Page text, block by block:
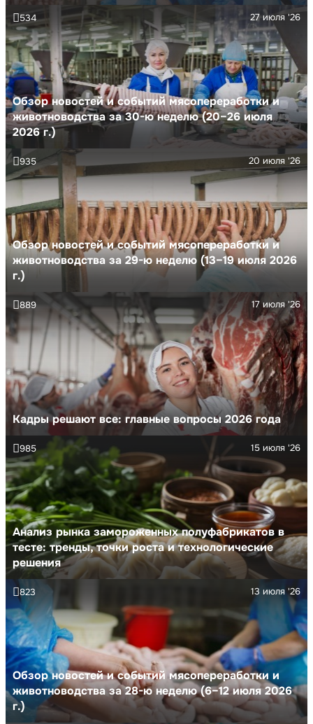
Обзор новостей и событий мясопереработки и
животноводства за 30-ю неделю (20–26 июля
2026 г.)
27 июля '26
534
Обзор новостей и событий мясопереработки и
животноводства за 29-ю неделю (13–19 июля 2026
г.)
20 июля '26
935
Кадры решают все: главные вопросы 2026 года
17 июля '26
889
Анализ рынка замороженных полуфабрикатов в
тесте: тренды, точки роста и технологические
решения
15 июля '26
985
Обзор новостей и событий мясопереработки и
животноводства за 28-ю неделю (6–12 июля 2026
г.)
13 июля '26
823